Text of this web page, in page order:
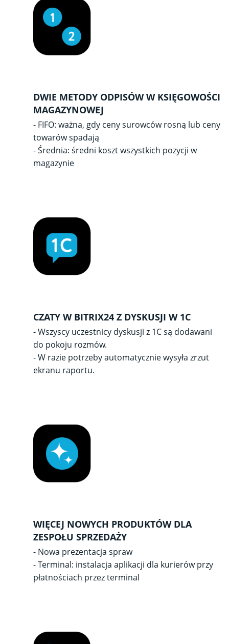
DWIE METODY ODPISÓW W KSIĘGOWOŚCI
MAGAZYNOWEJ
- FIFO: ważna, gdy ceny surowców rosną lub ceny
towarów spadają
- Średnia: średni koszt wszystkich pozycji w
magazynie
CZATY W BITRIX24 Z DYSKUSJI W 1C
- Wszyscy uczestnicy dyskusji z 1C są dodawani
do pokoju rozmów.
- W razie potrzeby automatycznie wysyła zrzut
ekranu raportu.
WIĘCEJ NOWYCH PRODUKTÓW DLA
ZESPOŁU SPRZEDAŻY
- Nowa prezentacja spraw
- Terminal: instalacja aplikacji dla kurierów przy
płatnościach przez terminal